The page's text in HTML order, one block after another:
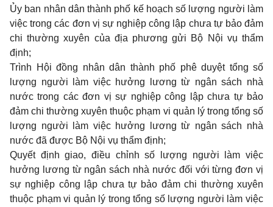
Ủy ban nhân dân thành phố kế hoạch số lượng người làm
việc trong các đơn vị sự nghiệp công lập chưa tự bảo đảm
chi thường xuyên của địa phương gửi Bộ Nội vụ thẩm
định;
Trình Hội đồng nhân dân thành phố phê duyệt tổng số
lượng người làm việc hưởng lương từ ngân sách nhà
nước trong các đơn vị sự nghiệp công lập chưa tự bảo
đảm chi thường xuyên thuộc phạm vi quản lý trong tổng số
lượng người làm việc hưởng lương từ ngân sách nhà
nước đã được Bộ Nội vụ thẩm định;
Quyết định giao, điều chỉnh số lượng người làm việc
hưởng lương từ ngân sách nhà nước đối với từng đơn vị
sự nghiệp công lập chưa tự bảo đảm chi thường xuyên
thuộc phạm vi quản lý trong tổng số lượng người làm việc